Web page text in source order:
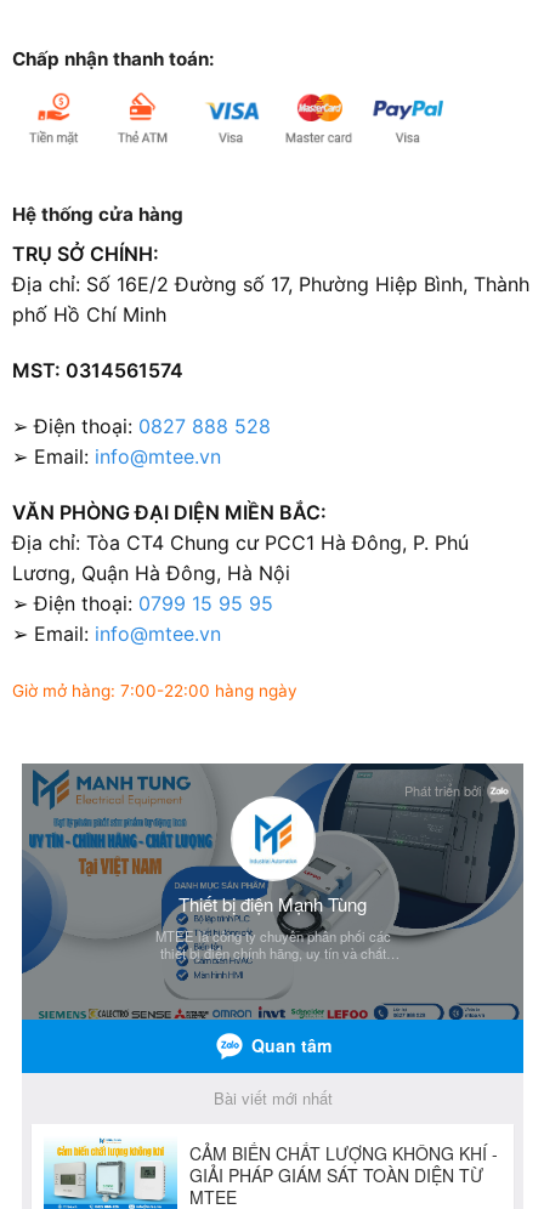
Chấp nhận thanh toán:
Hệ thống cửa hàng
TRỤ SỞ CHÍNH:
Địa chỉ: Số 16E/2 Đường số 17, Phường Hiệp Bình, Thành
phố Hồ Chí Minh
MST: 0314561574
➢ Điện thoại: 0827 888 528
➢ Email: info@mtee.vn
VĂN PHÒNG ĐẠI DIỆN MIỀN BẮC:
Địa chỉ: Tòa CT4 Chung cư PCC1 Hà Đông, P. Phú
Lương, Quận Hà Đông, Hà Nội
➢ Điện thoại: 0799 15 95 95
➢ Email: info@mtee.vn
Giờ mở hàng: 7:00-22:00 hàng ngày